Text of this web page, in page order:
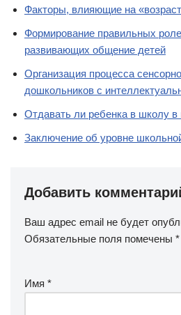
Факторы, влияющие на
Формирование правильных
развивающих общение детей
Организация процесса
дошкольников с
Отдавать ли ребенка в школу в
Заключение об уровне
Добавить
Ваш адрес email не будет
Обязательные поля помечены *
Имя *